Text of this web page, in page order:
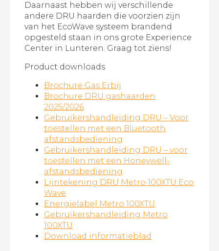
Daarnaast hebben wij verschillende
andere DRU haarden die voorzien zijn
van het EcoWave systeem brandend
opgesteld staan in ons grote Experience
Center in Lunteren. Graag tot ziens!
Product downloads
Brochure Gas Erbij
Brochure DRU gashaarden
2025/2026
Gebruikershandleiding DRU – Voor
toestellen met een Bluetooth
afstandsbediening
Gebruikershandleiding DRU – voor
toestellen met een Honeywell-
afstandsbediening
Lijntekening DRU Metro 100XTU Eco
Wave
Energielabel Metro 100XTU
Gebruikershandleiding Metro
100XTU
Download informatieblad